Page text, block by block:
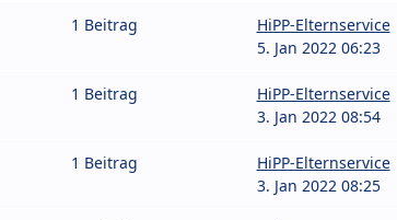
1 Beitrag
HiPP-Elternservice
5. Jan 2022 06:23
1 Beitrag
HiPP-Elternservice
3. Jan 2022 08:54
1 Beitrag
HiPP-Elternservice
3. Jan 2022 08:25